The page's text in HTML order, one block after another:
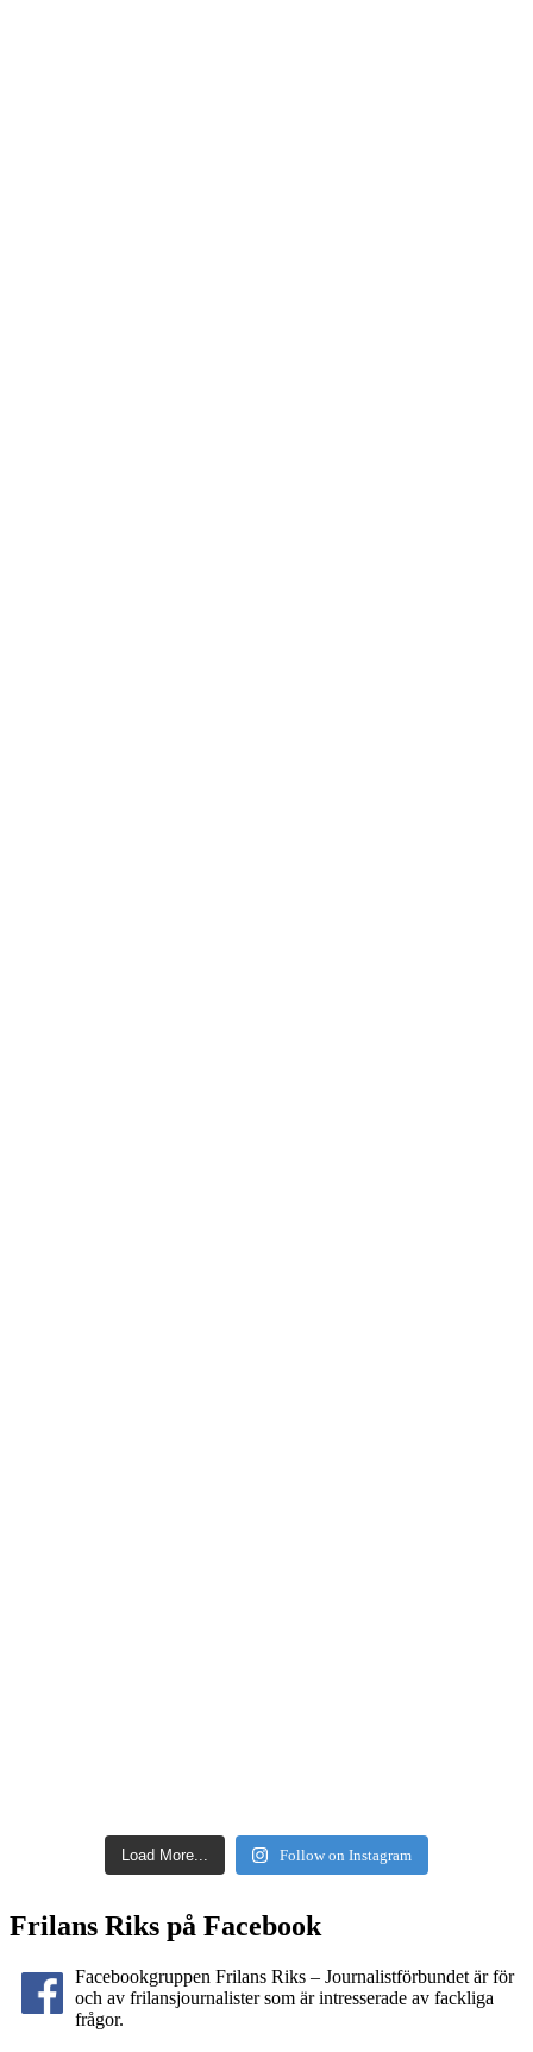
Load More... Follow on Instagram
Frilans Riks på Facebook
Facebookgruppen Frilans Riks – Journalistförbundet är för
och av frilansjournalister som är intresserade av fackliga
frågor.